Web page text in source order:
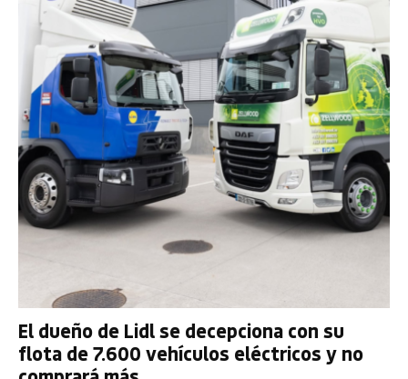
El dueño de Lidl se decepciona con su
flota de 7.600 vehículos eléctricos y no